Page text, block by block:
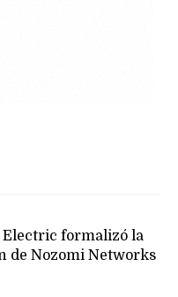
formalizó la
de Nozomi Networks